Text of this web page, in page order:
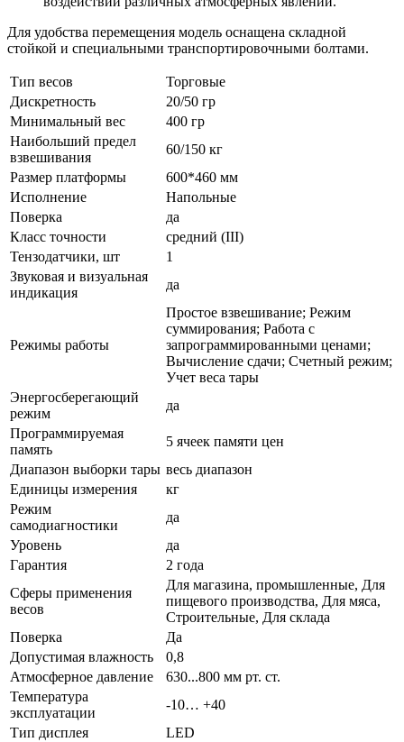
Для удобства перемещения модель оснащена складной
стойкой и специальными транспортировочными болтами.
Тип весов
Торговые
Дискретность
20/50 гр
Минимальный вес
400 гр
Наибольший предел
взвешивания
60/150 кг
Размер платформы
600*460 мм
Исполнение
Напольные
Поверка
да
Класс точности
средний (III)
Тензодатчики, шт
1
Звуковая и визуальная
индикация
да
Режимы работы
Простое взвешивание; Режим
суммирования; Работа с
запрограммированными ценами;
Вычисление сдачи; Счетный режим;
Учет веса тары
Энергосберегающий
режим
да
Программируемая
память
5 ячеек памяти цен
Диапазон выборки тары весь диапазон
Единицы измерения
кг
Режим
самодиагностики
да
Уровень
да
Гарантия
2 года
Сферы применения
весов
Для магазина, промышленные, Для
пищевого производства, Для мяса,
Строительные, Для склада
Поверка
Да
Допустимая влажность
0,8
Атмосферное давление
630...800 мм рт. ст.
Температура
эксплуатации
-10… +40
Тип дисплея
LED